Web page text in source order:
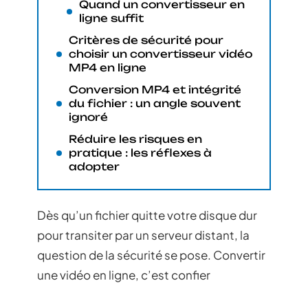
Quand un convertisseur en
ligne suffit
Critères de sécurité pour
choisir un convertisseur vidéo
MP4 en ligne
Conversion MP4 et intégrité
du fichier : un angle souvent
ignoré
Réduire les risques en
pratique : les réflexes à
adopter
Dès qu’un fichier quitte votre disque dur
pour transiter par un serveur distant, la
question de la sécurité se pose. Convertir
une vidéo en ligne, c’est confier